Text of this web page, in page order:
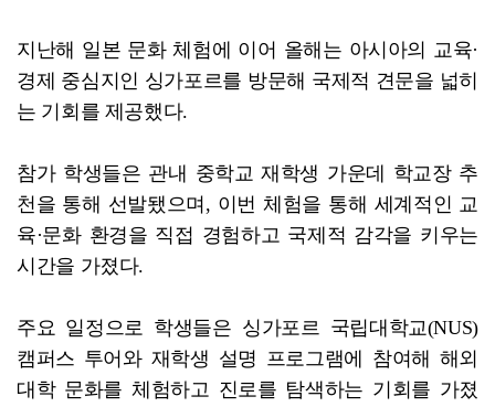
지난해 일본 문화 체험에 이어 올해는 아시아의 교육·
경제 중심지인 싱가포르를 방문해 국제적 견문을 넓히
는 기회를 제공했다.
참가 학생들은 관내 중학교 재학생 가운데 학교장 추
천을 통해 선발됐으며, 이번 체험을 통해 세계적인 교
육·문화 환경을 직접 경험하고 국제적 감각을 키우는
시간을 가졌다.
주요 일정으로 학생들은 싱가포르 국립대학교(NUS)
캠퍼스 투어와 재학생 설명 프로그램에 참여해 해외
대학 문화를 체험하고 진로를 탐색하는 기회를 가졌